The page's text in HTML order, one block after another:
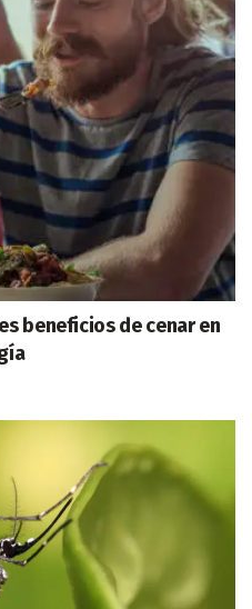
beneficios de cenar en